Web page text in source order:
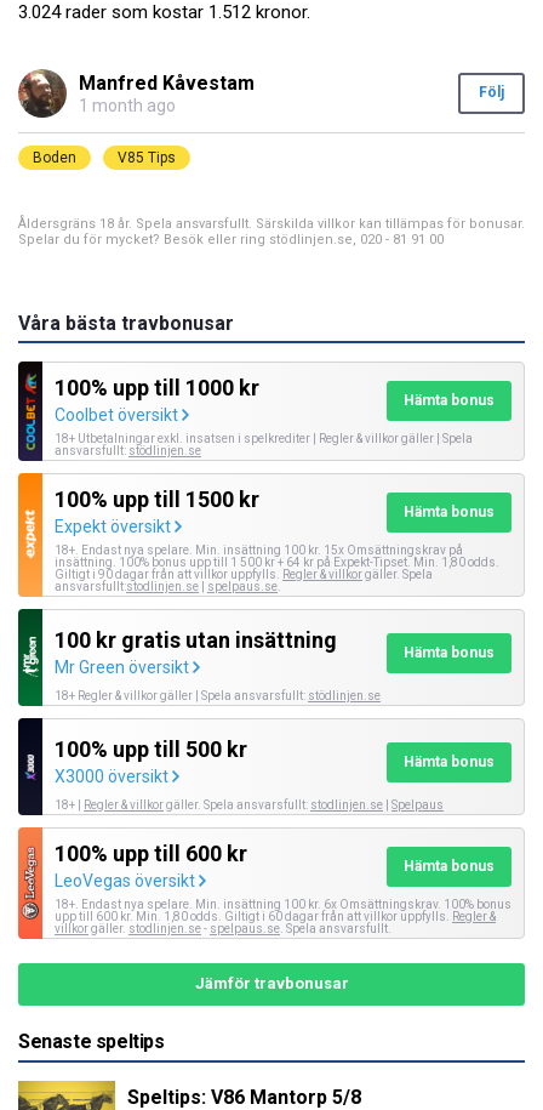
3.024 rader som kostar 1.512 kronor.
Manfred Kåvestam
1 month ago
Följ
Boden V85 Tips
Åldersgräns 18 år. Spela ansvarsfullt. Särskilda villkor kan tillämpas för bonusar.
Spelar du för mycket? Besök eller ring stödlinjen.se, 020 - 81 91 00
Våra bästa travbonusar
100% upp till 1000 kr
Coolbet översikt
Hämta bonus
18+ Utbetalningar exkl. insatsen i spelkrediter | Regler & villkor gäller | Spela
ansvarsfullt: stödlinjen.se
100% upp till 1500 kr
Expekt översikt
Hämta bonus
18+. Endast nya spelare. Min. insättning 100 kr. 15x Omsättningskrav på
insättning. 100% bonus upp till 1 500 kr + 64 kr på Expekt-Tipset. Min. 1,80 odds.
Giltigt i 90 dagar från att villkor uppfylls.
Regler & villkorgäller. Spela
ansvarsfullt:stodlinjen.se spelpaus.se
100 kr gratis utan insättning
Mr Green översikt
Hämta bonus
18+ Regler & villkor gäller | Spela ansvarsfullt: stödlinjen.se
100% upp till 500 kr
X3000 översikt
Hämta bonus
18+ | Regler & villkorgäller. Spela ansvarsfullt: stodlinjen.se Spelpaus
100% upp till 600 kr
LeoVegas översikt
Hämta bonus
18+. Endast nya spelare. Min. insättning 100 kr. 6x Omsättningskrav. 100% bonus
upp till 600 kr. Min. 1,80 odds. Giltigt i 60 dagar från att villkor uppfylls.
Regler &
villkorgäller. stodlinjen.se- spelpaus.se . Spela ansvarsfullt.
Jämför travbonusar
Senaste speltips
Speltips: V86 Mantorp 5/8